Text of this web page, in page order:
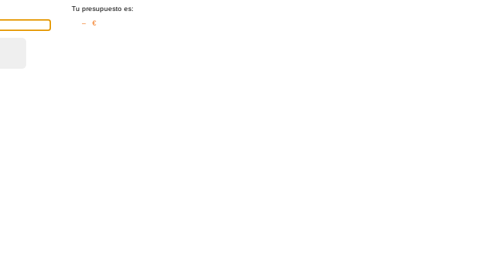
Tu presupuesto es:
– €